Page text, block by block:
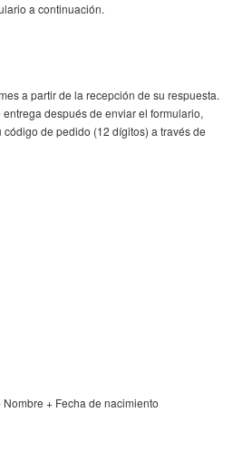
a continuación.
a partir de la recepción de su respuesta.
después de enviar el formulario,
de pedido (12 dígitos) a través de
+ Fecha de nacimiento